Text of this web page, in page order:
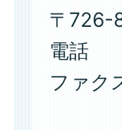
〒726-
電話
ファク